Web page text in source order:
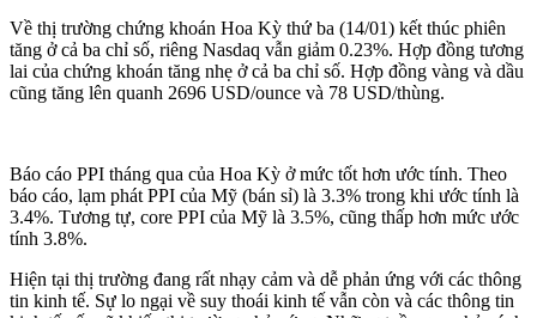
Về thị trường chứng khoán Hoa Kỳ thứ ba (14/01) kết thúc phiên
tăng ở cả ba chỉ số, riêng Nasdaq vẫn giảm 0.23%. Hợp đồng tương
lai của chứng khoán tăng nhẹ ở cả ba chỉ số. Hợp đồng vàng và dầu
cũng tăng lên quanh 2696 USD/ounce và 78 USD/thùng.
Báo cáo PPI tháng qua của Hoa Kỳ ở mức tốt hơn ước tính. Theo
báo cáo, lạm phát PPI của Mỹ (bán sỉ) là 3.3% trong khi ước tính là
3.4%. Tương tự, core PPI của Mỹ là 3.5%, cũng thấp hơn mức ước
tính 3.8%.
Hiện tại thị trường đang rất nhạy cảm và dễ phản ứng với các thông
tin kinh tế. Sự lo ngại về suy thoái kinh tế vẫn còn và các thông tin